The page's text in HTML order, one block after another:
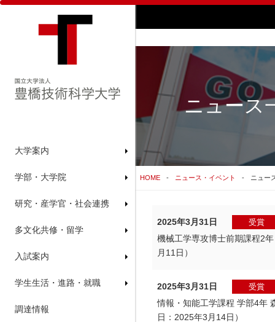
大学案内
学部・大学院
研究・産学官・社会連携
多文化共修・留学
入試案内
学生生活・進路・就職
調達情報
ニュース
HOME ニュース・イベント ニュー
2025年3月31日 受賞
機械工学専攻博士前期課程2
月11日）
2025年3月31日 受賞
情報・知能工学課程 学部4年
日：2025年3月14日）